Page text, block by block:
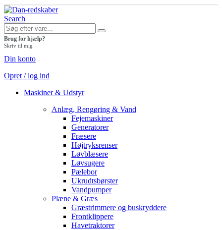
Search
Brug for hjælp?
Skriv til mig
Din konto
Opret / log ind
Maskiner & Udstyr
Anlæg, Rengøring & Vand
Fejemaskiner
Generatorer
Fræsere
Højtryksrenser
Løvblæsere
Løvsugere
Pælebor
Ukrudtsbørster
Vandpumper
Plæne & Græs
Græstrimmere og buskryddere
Frontklippere
Havetraktorer